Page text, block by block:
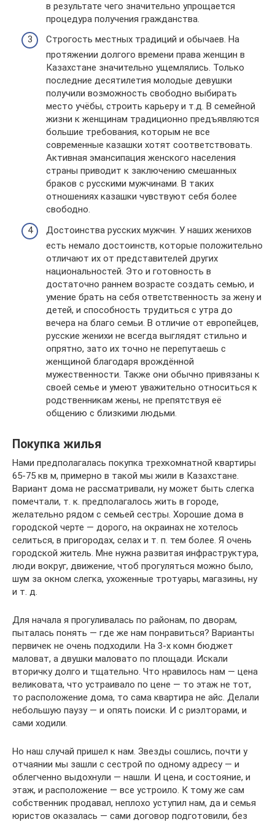
в результате чего значительно упрощается
процедура получения гражданства.
Строгость местных традиций и обычаев. На
протяжении долгого времени права женщин в
Казахстане значительно ущемлялись. Только
последние десятилетия молодые девушки
получили возможность свободно выбирать
место учёбы, строить карьеру и т.д. В семейной
жизни к женщинам традиционно предъявляются
большие требования, которым не все
современные казашки хотят соответствовать.
Активная эмансипация женского населения
страны приводит к заключению смешанных
браков с русскими мужчинами. В таких
отношениях казашки чувствуют себя более
свободно.
Достоинства русских мужчин. У наших женихов
есть немало достоинств, которые положительно
отличают их от представителей других
национальностей. Это и готовность в
достаточно раннем возрасте создать семью, и
умение брать на себя ответственность за жену и
детей, и способность трудиться с утра до
вечера на благо семьи. В отличие от европейцев,
русские женихи не всегда выглядят стильно и
опрятно, зато их точно не перепутаешь с
женщиной благодаря врождённой
мужественности. Также они обычно привязаны к
своей семье и умеют уважительно относиться к
родственникам жены, не препятствуя её
общению с близкими людьми.
Покупка жилья
Нами предполагалась покупка трехкомнатной квартиры
65-75 кв м, примерно в такой мы жили в Казахстане.
Вариант дома не рассматривали, ну может быть слегка
помечтали, т. к. предполагалось жить в городе,
желательно рядом с семьей сестры. Хорошие дома в
городской черте — дорого, на окраинах не хотелось
селиться, в пригородах, селах и т. п. тем более. Я очень
городской житель. Мне нужна развитая инфраструктура,
люди вокруг, движение, чтоб прогуляться можно было,
шум за окном слегка, ухоженные тротуары, магазины, ну
и т. д.
Для начала я прогуливалась по районам, по дворам,
пыталась понять — где же нам понравиться? Варианты
первичек не очень подходили. На 3-х комн бюджет
маловат, а двушки маловато по площади. Искали
вторичку долго и тщательно. Что нравилось нам — цена
великовата, что устраивало по цене — то этаж не тот,
то расположение дома, то сама квартира не айс. Делали
небольшую паузу — и опять поиски. И с риэлторами, и
сами ходили.
Но наш случай пришел к нам. Звезды сошлись, почти у
отчаянии мы зашли с сестрой по одному адресу — и
облегченно выдохнули — нашли. И цена, и состояние, и
этаж, и расположение — все устроило. К тому же сам
собственник продавал, неплохо уступил нам, да и семья
юристов оказалась — сами договор подготовили, без